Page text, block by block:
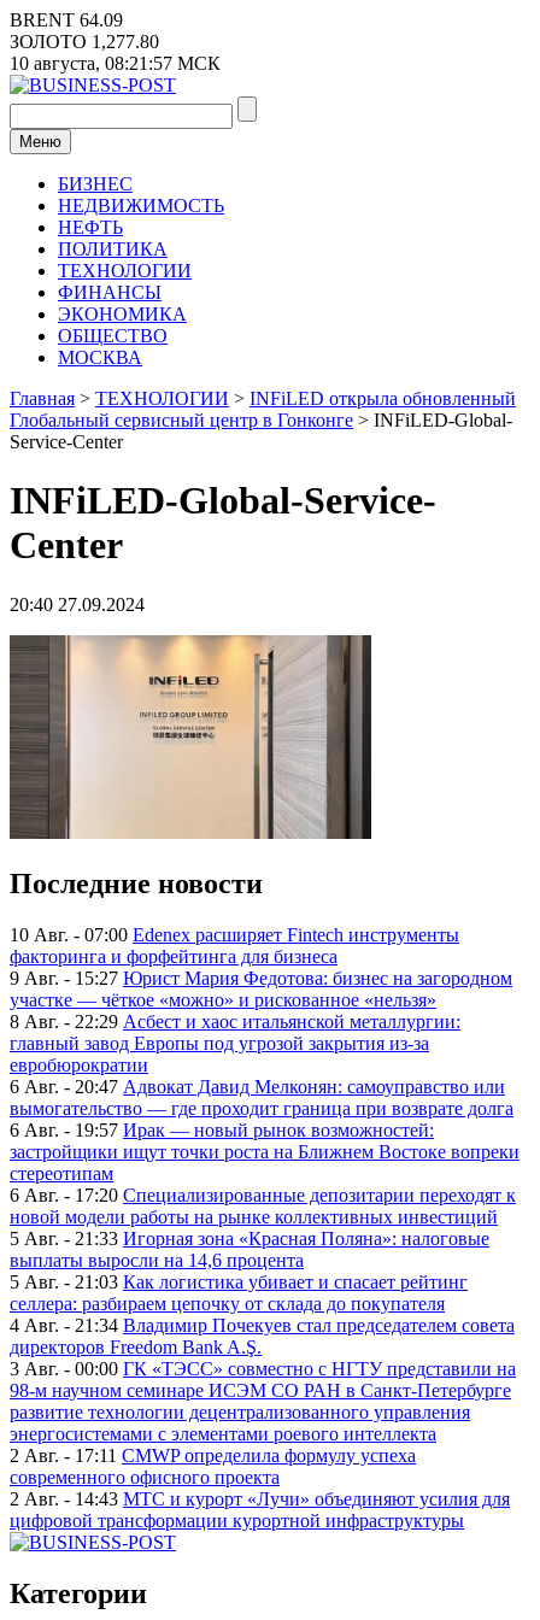
Перейти
к
содержимому
BRENT 64.09
ЗОЛОТО 1,277.80
10 августа, 08:21:57 МСК
Меню
БИЗНЕС
НЕДВИЖИМОСТЬ
НЕФТЬ
ПОЛИТИКА
ТЕХНОЛОГИИ
ФИНАНСЫ
ЭКОНОМИКА
ОБЩЕСТВО
МОСКВА
Главная > ТЕХНОЛОГИИ > INFiLED открыла обновленный
Глобальный сервисный центр в Гонконге > INFiLED-Global-
Service-Center
INFiLED-Global-Service-
Center
20:40 27.09.2024
Последние новости
10 Авг. - 07:00 Edenex расширяет Fintech инструменты
факторинга и форфейтинга для бизнеса
9 Авг. - 15:27 Юрист Мария Федотова: бизнес на загородном
участке — чёткое «можно» и рискованное «нельзя»
8 Авг. - 22:29 Асбест и хаос итальянской металлургии:
главный завод Европы под угрозой закрытия из-за
евробюрократии
6 Авг. - 20:47 Адвокат Давид Мелконян: самоуправство или
вымогательство — где проходит граница при возврате долга
6 Авг. - 19:57 Ирак — новый рынок возможностей:
застройщики ищут точки роста на Ближнем Востоке вопреки
стереотипам
6 Авг. - 17:20 Специализированные депозитарии переходят к
новой модели работы на рынке коллективных инвестиций
5 Авг. - 21:33 Игорная зона «Красная Поляна»: налоговые
выплаты выросли на 14,6 процента
5 Авг. - 21:03 Как логистика убивает и спасает рейтинг
селлера: разбираем цепочку от склада до покупателя
4 Авг. - 21:34 Владимир Почекуев стал председателем совета
директоров Freedom Bank A.Ş.
3 Авг. - 00:00 ГК «ТЭСС» совместно с НГТУ представили на
98-м научном семинаре ИСЭМ СО РАН в Санкт-Петербурге
развитие технологии децентрализованного управления
энергосистемами с элементами роевого интеллекта
2 Авг. - 17:11 CMWP определила формулу успеха
современного офисного проекта
2 Авг. - 14:43 МТС и курорт «Лучи» объединяют усилия для
цифровой трансформации курортной инфраструктуры
Категории